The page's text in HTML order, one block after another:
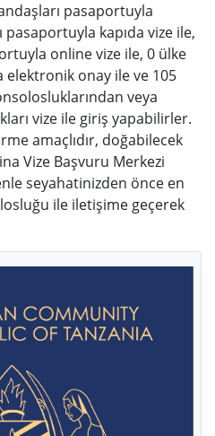
pasaportuyla
pasaportuyla kapıda vize ile,
online vize ile, 0 ülke
onay ile ve 105
veya
vize ile giriş yapabilirler.
amaçlıdır, doğabilecek
Vize Başvuru Merkezi
seyahatinizden önce en
ile iletişime geçerek